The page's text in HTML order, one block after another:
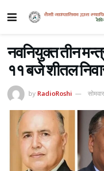
नवनियुक्त तीन
११ बजे शीतल
by RadioRoshi